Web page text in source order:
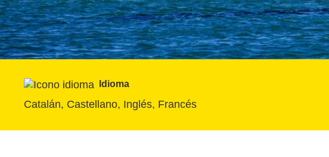
Idioma
Catalán, Castellano, Inglés, Francés